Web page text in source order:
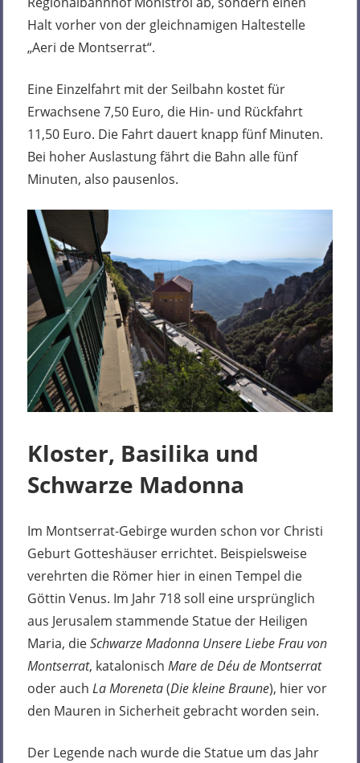
Halt vorher von der gleichnamigen Haltestelle
„Aeri de Montserrat“.
Eine Einzelfahrt mit der Seilbahn kostet für
Erwachsene 7,50 Euro, die Hin- und Rückfahrt
11,50 Euro. Die Fahrt dauert knapp fünf Minuten.
Bei hoher Auslastung fährt die Bahn alle fünf
Minuten, also pausenlos.
Kloster, Basilika und
Schwarze Madonna
Im Montserrat-Gebirge wurden schon vor Christi
Geburt Gotteshäuser errichtet. Beispielsweise
verehrten die Römer hier in einen Tempel die
Göttin Venus. Im Jahr 718 soll eine ursprünglich
aus Jerusalem stammende Statue der Heiligen
Maria, dieSchwarze Madonna Unsere Liebe Frau von
Montserrat, katalonischMare de Déu de Montserrat
oder auchLa Moreneta(Die kleine Braune), hier vor
den Mauren in Sicherheit gebracht worden sein.
Der Legende nach wurde die Statue um das Jahr